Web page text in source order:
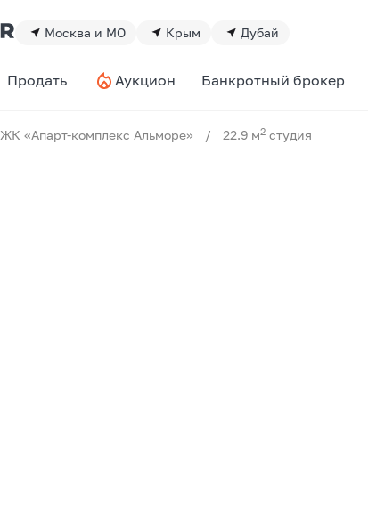
Москва и МО Крым Дубай
Продать Аукцион Банкротный брокер
ЖК «Апарт-комплекс Альморе» / 22.9 м2 студия